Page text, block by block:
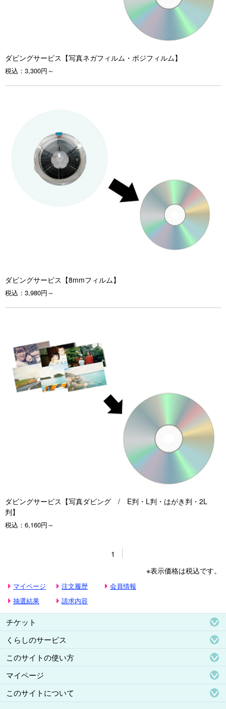
ダビングサービス【写真ネガフィルム・ポジフィルム】
税込： 3,300円～
ダビングサービス【8mmフィルム】
税込： 3,980円～
ダビングサービス【写真ダビング / E判・L判・はがき判・2L
判】
税込： 6,160円～
1
※表示価格は税込です。
マイページ 注文履歴
会員情報
抽選結果
請求内容
チケット
くらしのサービス
このサイトの使い方
マイページ
このサイトについて